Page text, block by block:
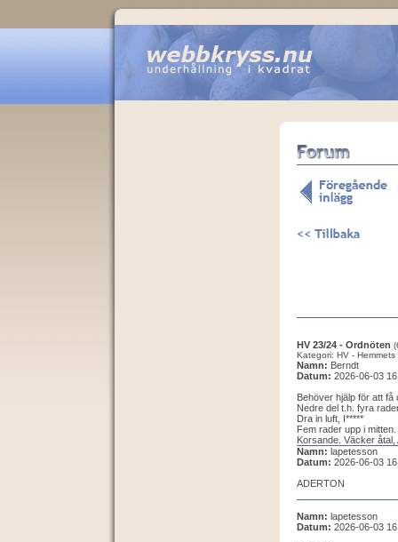
HV 23/24 - Ordnöten
Kategori: HV - Hemmets
Namn: Berndt
Datum: 2026-06-03
Behöver hjälp för att få
Nedre del t.h. fyra
Dra in luft, I*****
Fem rader upp i
Korsande. Väcker åtal,
Namn: lapetesson
Datum: 2026-06-03
ADERTON
Namn: lapetesson
Datum: 2026-06-03